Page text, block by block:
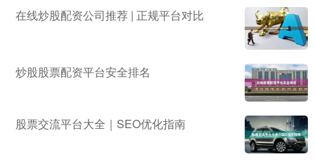
在线炒股配资公司推荐 | 正规平台对比
炒股股票配资平台安全排名
股票交流平台大全｜SEO优化指南